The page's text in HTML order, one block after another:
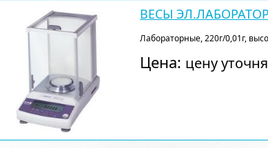
ВЕСЫ
Лабораторные, 220г/0,01г,
Цена: цену